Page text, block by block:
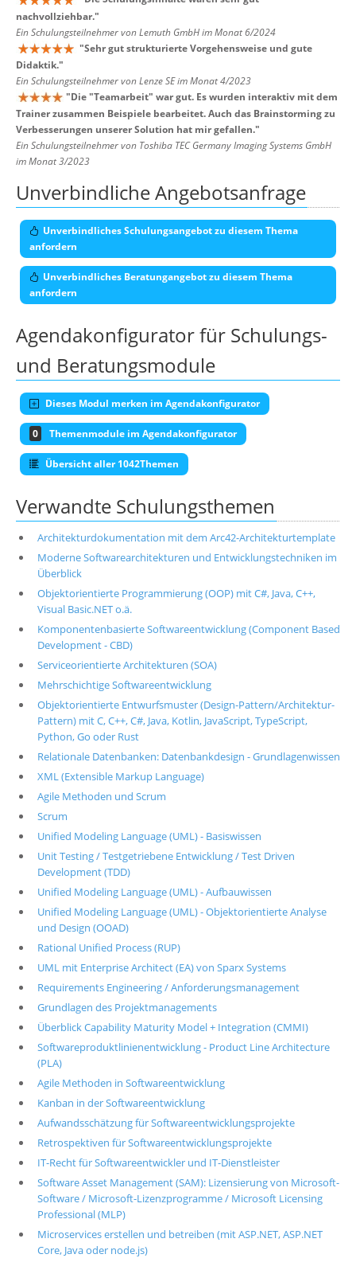
nachvollziehbar."
Ein Schulungsteilnehmer von Lemuth GmbH im Monat 6/2024
"Sehr gut strukturierte Vorgehensweise und gute
Didaktik."
Ein Schulungsteilnehmer von Lenze SE im Monat 4/2023
"Die "Teamarbeit" war gut. Es wurden interaktiv mit dem
Trainer zusammen Beispiele bearbeitet. Auch das Brainstorming zu
Verbesserungen unserer Solution hat mir gefallen."
Ein Schulungsteilnehmer von Toshiba TEC Germany Imaging Systems GmbH
im Monat 3/2023
Unverbindliche Angebotsanfrage
Unverbindliches Schulungsangebot zu diesem Thema
anfordern
Unverbindliches Beratungangebot zu diesem Thema
anfordern
Agendakonfigurator für Schulungs-
und Beratungsmodule
Dieses Modul merken im Agendakonfigurator
0 Themenmodule im Agendakonfigurator
Übersicht aller 1042Themen
Verwandte Schulungsthemen
Architekturdokumentation mit dem Arc42-Architekturtemplate
Moderne Softwarearchitekturen und Entwicklungstechniken im
Überblick
Objektorientierte Programmierung (OOP) mit C#, Java, C++,
Visual Basic.NET o.ä.
Komponentenbasierte Softwareentwicklung (Component Based
Development - CBD)
Serviceorientierte Architekturen (SOA)
Mehrschichtige Softwareentwicklung
Objektorientierte Entwurfsmuster (Design-Pattern/Architektur-
Pattern) mit C, C++, C#, Java, Kotlin, JavaScript, TypeScript,
Python, Go oder Rust
Relationale Datenbanken: Datenbankdesign - Grundlagenwissen
XML (Extensible Markup Language)
Agile Methoden und Scrum
Scrum
Unified Modeling Language (UML) - Basiswissen
Unit Testing / Testgetriebene Entwicklung / Test Driven
Development (TDD)
Unified Modeling Language (UML) - Aufbauwissen
Unified Modeling Language (UML) - Objektorientierte Analyse
und Design (OOAD)
Rational Unified Process (RUP)
UML mit Enterprise Architect (EA) von Sparx Systems
Requirements Engineering / Anforderungsmanagement
Grundlagen des Projektmanagements
Überblick Capability Maturity Model + Integration (CMMI)
Softwareproduktlinienentwicklung - Product Line Architecture
(PLA)
Agile Methoden in Softwareentwicklung
Kanban in der Softwareentwicklung
Aufwandsschätzung für Softwareentwicklungsprojekte
Retrospektiven für Softwareentwicklungsprojekte
IT-Recht für Softwareentwickler und IT-Dienstleister
Software Asset Management (SAM): Lizensierung von Microsoft-
Software / Microsoft-Lizenzprogramme / Microsoft Licensing
Professional (MLP)
Microservices erstellen und betreiben (mit ASP.NET, ASP.NET
Core, Java oder node.js)